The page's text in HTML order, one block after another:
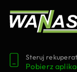
Steruj
Pobierz